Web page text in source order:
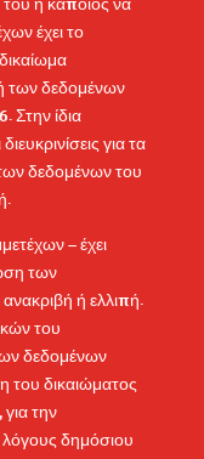
έχει το
των δεδομένων
Στην ίδια
για τα
δεδομένων του
– έχει
των
ή ελλιπή.
του
δεδομένων
του δικαιώματος
την
δημόσιου